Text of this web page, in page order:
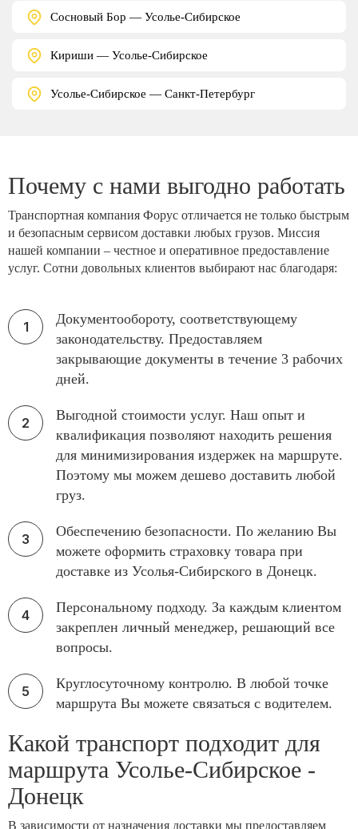
Сосновый Бор — Усолье-Сибирское
Кириши — Усолье-Сибирское
Усолье-Сибирское — Санкт-Петербург
Почему с нами выгодно работать
Транспортная компания Форус отличается не только быстрым
и безопасным сервисом доставки любых грузов. Миссия
нашей компании – честное и оперативное предоставление
услуг. Сотни довольных клиентов выбирают нас благодаря:
Документообороту, соответствующему
законодательству. Предоставляем
закрывающие документы в течение 3 рабочих
дней.
Выгодной стоимости услуг. Наш опыт и
квалификация позволяют находить решения
для минимизирования издержек на маршруте.
Поэтому мы можем дешево доставить любой
груз.
Обеспечению безопасности. По желанию Вы
можете оформить страховку товара при
доставке из Усолья-Сибирского в Донецк.
Персональному подходу. За каждым клиентом
закреплен личный менеджер, решающий все
вопросы.
Круглосуточному контролю. В любой точке
маршрута Вы можете связаться с водителем.
Какой транспорт подходит для
маршрута Усолье-Сибирское -
Донецк
В зависимости от назначения доставки мы предоставляем